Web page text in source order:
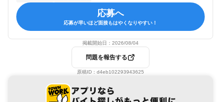
応募へ
応募が早いほど面接もはやくなりやすい！
掲載開始日： 2026/08/04
問題を報告する
原稿ID： d4eb102293943625